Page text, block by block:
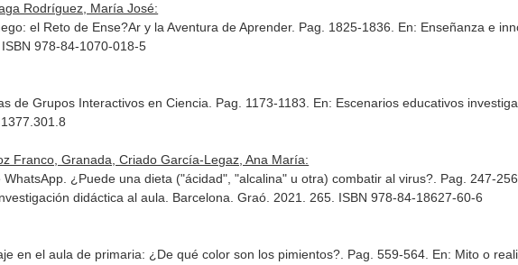
Rodríguez, María José:
el Reto de Ense?Ar y la Aventura de Aprender. Pag. 1825-1836. En: Enseñanza e
ISBN 978-84-1070-018-5
de Grupos Interactivos en Ciencia. Pag. 1173-1183. En: Escenarios educativos
Franco, Granada, Criado García-Legaz, Ana María:
¿Puede una dieta ("ácidad", "alcalina" u otra) combatir al virus?. Pag. 247-256.
didáctica al aula . Barcelona. Graó. 2021. 265. ISBN 978-84-18627-60-6
en el aula de primaria: ¿De qué color son los pimientos?. Pag. 559-564. En: Mito o